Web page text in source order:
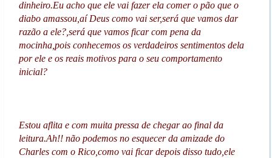
dinheiro.Eu acho que ele vai fazer ela comer o pão que o
diabo amassou,aí Deus como vai ser,será que vamos dar
razão a ele?,será que vamos ficar com pena da
mocinha,pois conhecemos os verdadeiros sentimentos dela
por ele e os reais motivos para o seu comportamento
inicial?
Estou aflita e com muita pressa de chegar ao final da
leitura.Ah!! não podemos no esquecer da amizade do
Charles com o Rico,como vai ficar depois disso tudo,ele